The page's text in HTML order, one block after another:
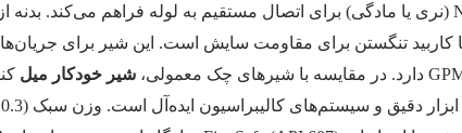
یا کاربید تنگستن برای مقاومت سایش است. این شیر برای
شیر خودکار میل